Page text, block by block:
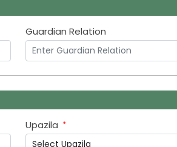
Guardian Relation
Upazila